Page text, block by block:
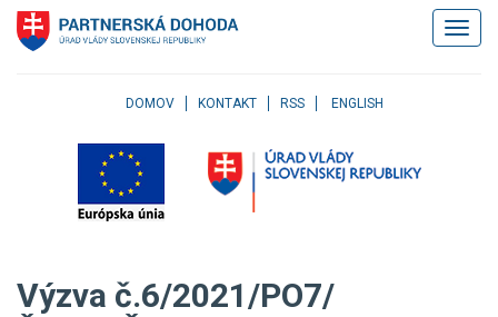
Klávesové
skratky
Skočiť
menu
DOMOV KONTAKT RSS ENGLISH
Výzva č.6/2021/PO7/